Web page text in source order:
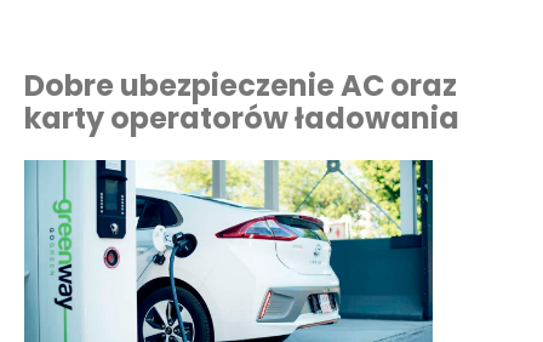
Dobre ubezpieczenie AC oraz
karty operatorów ładowania